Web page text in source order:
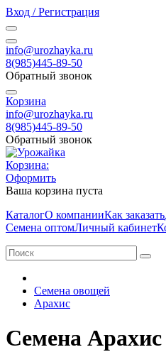
Вход / Регистрация
info@urozhayka.ru
8(985)445-89-50
Обратный звонок
Корзина
info@urozhayka.ru
8(985)445-89-50
Обратный звонок
Корзина:
Оформить
Ваша корзина пуста
КаталогО компанииКак заказать
Семена оптомЛичный кабинет
Семена овощей
Арахис
Семена